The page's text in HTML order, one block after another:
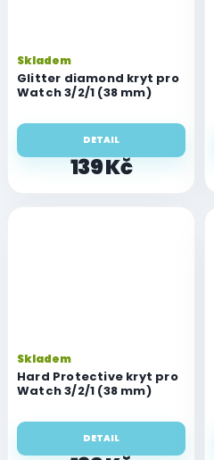
Glitter diamond kryt pro
Watch 3/2/1 (38 mm)
Skladem
139 Kč
DETAIL
Hard Protective kryt pro
Watch 3/2/1 (38 mm)
Skladem
DETAIL